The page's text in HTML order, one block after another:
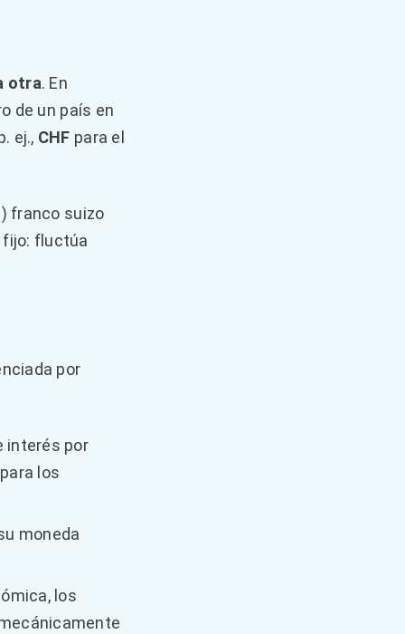
otra. En
de un país en
ej., CHF para el
franco suizo
fijo: fluctúa
por
interés por
los
moneda
los